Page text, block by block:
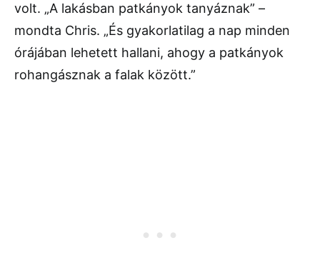
volt. „A lakásban patkányok tanyáznak” –
mondta Chris. „És gyakorlatilag a nap minden
órájában lehetett hallani, ahogy a patkányok
rohangásznak a falak között.”